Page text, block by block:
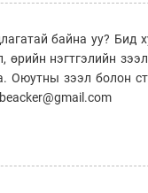
байна уу? Бид
өрийн нэгтгэлийн
Оюутны зээл болон